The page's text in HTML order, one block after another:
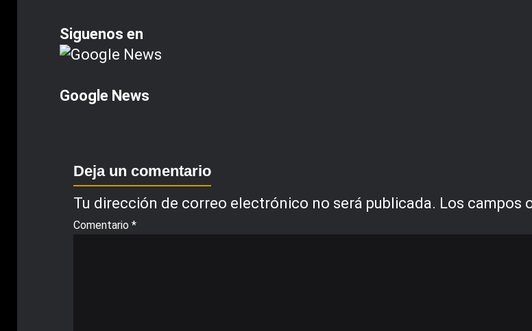
Siguenos en
Google News
Deja un comentario
Tu dirección de correo electrónico no será publicada. Los campos
Comentario *